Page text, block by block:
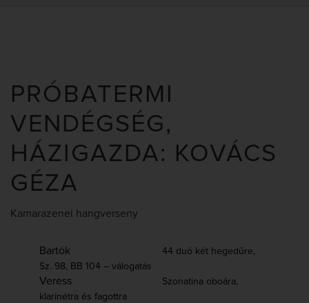
PRÓBATERMI
VENDÉGSÉG,
HÁZIGAZDA: KOVÁCS
GÉZA
Kamarazenei hangverseny
Bartók
44 duó két hegedűre,
Sz. 98, BB 104 – válogatás
Veress
Szonatina oboára,
klarinétra és fagottra